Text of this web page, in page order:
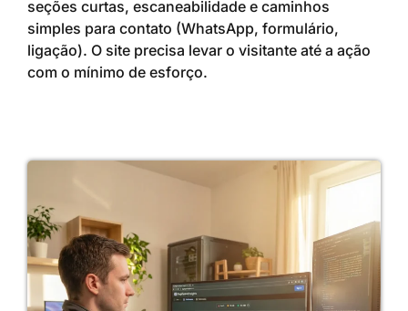
seções curtas, escaneabilidade e caminhos
simples para contato (WhatsApp, formulário,
ligação). O site precisa levar o visitante até a ação
com o mínimo de esforço.